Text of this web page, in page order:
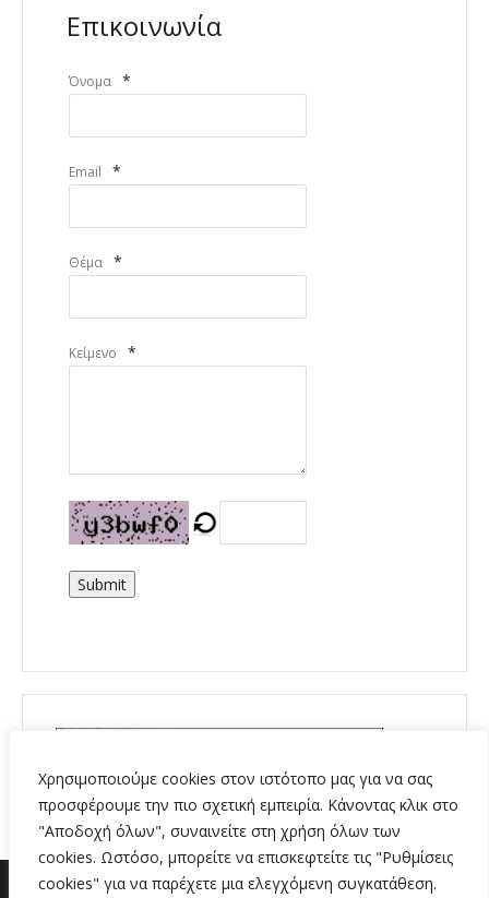
Χρησιμοποιούμε cookies στον ιστότοπο μας για να σας
προσφέρουμε την πιο σχετική εμπειρία. Κάνοντας κλικ στο
"Αποδοχή όλων", συναινείτε στη χρήση όλων των
cookies. Ωστόσο, μπορείτε να επισκεφτείτε τις "Ρυθμίσεις
cookies" για να παρέχετε μια ελεγχόμενη συγκατάθεση.
Επικοινωνία
Όνομα *
Email *
Θέμα *
Κείμενο *
Submit